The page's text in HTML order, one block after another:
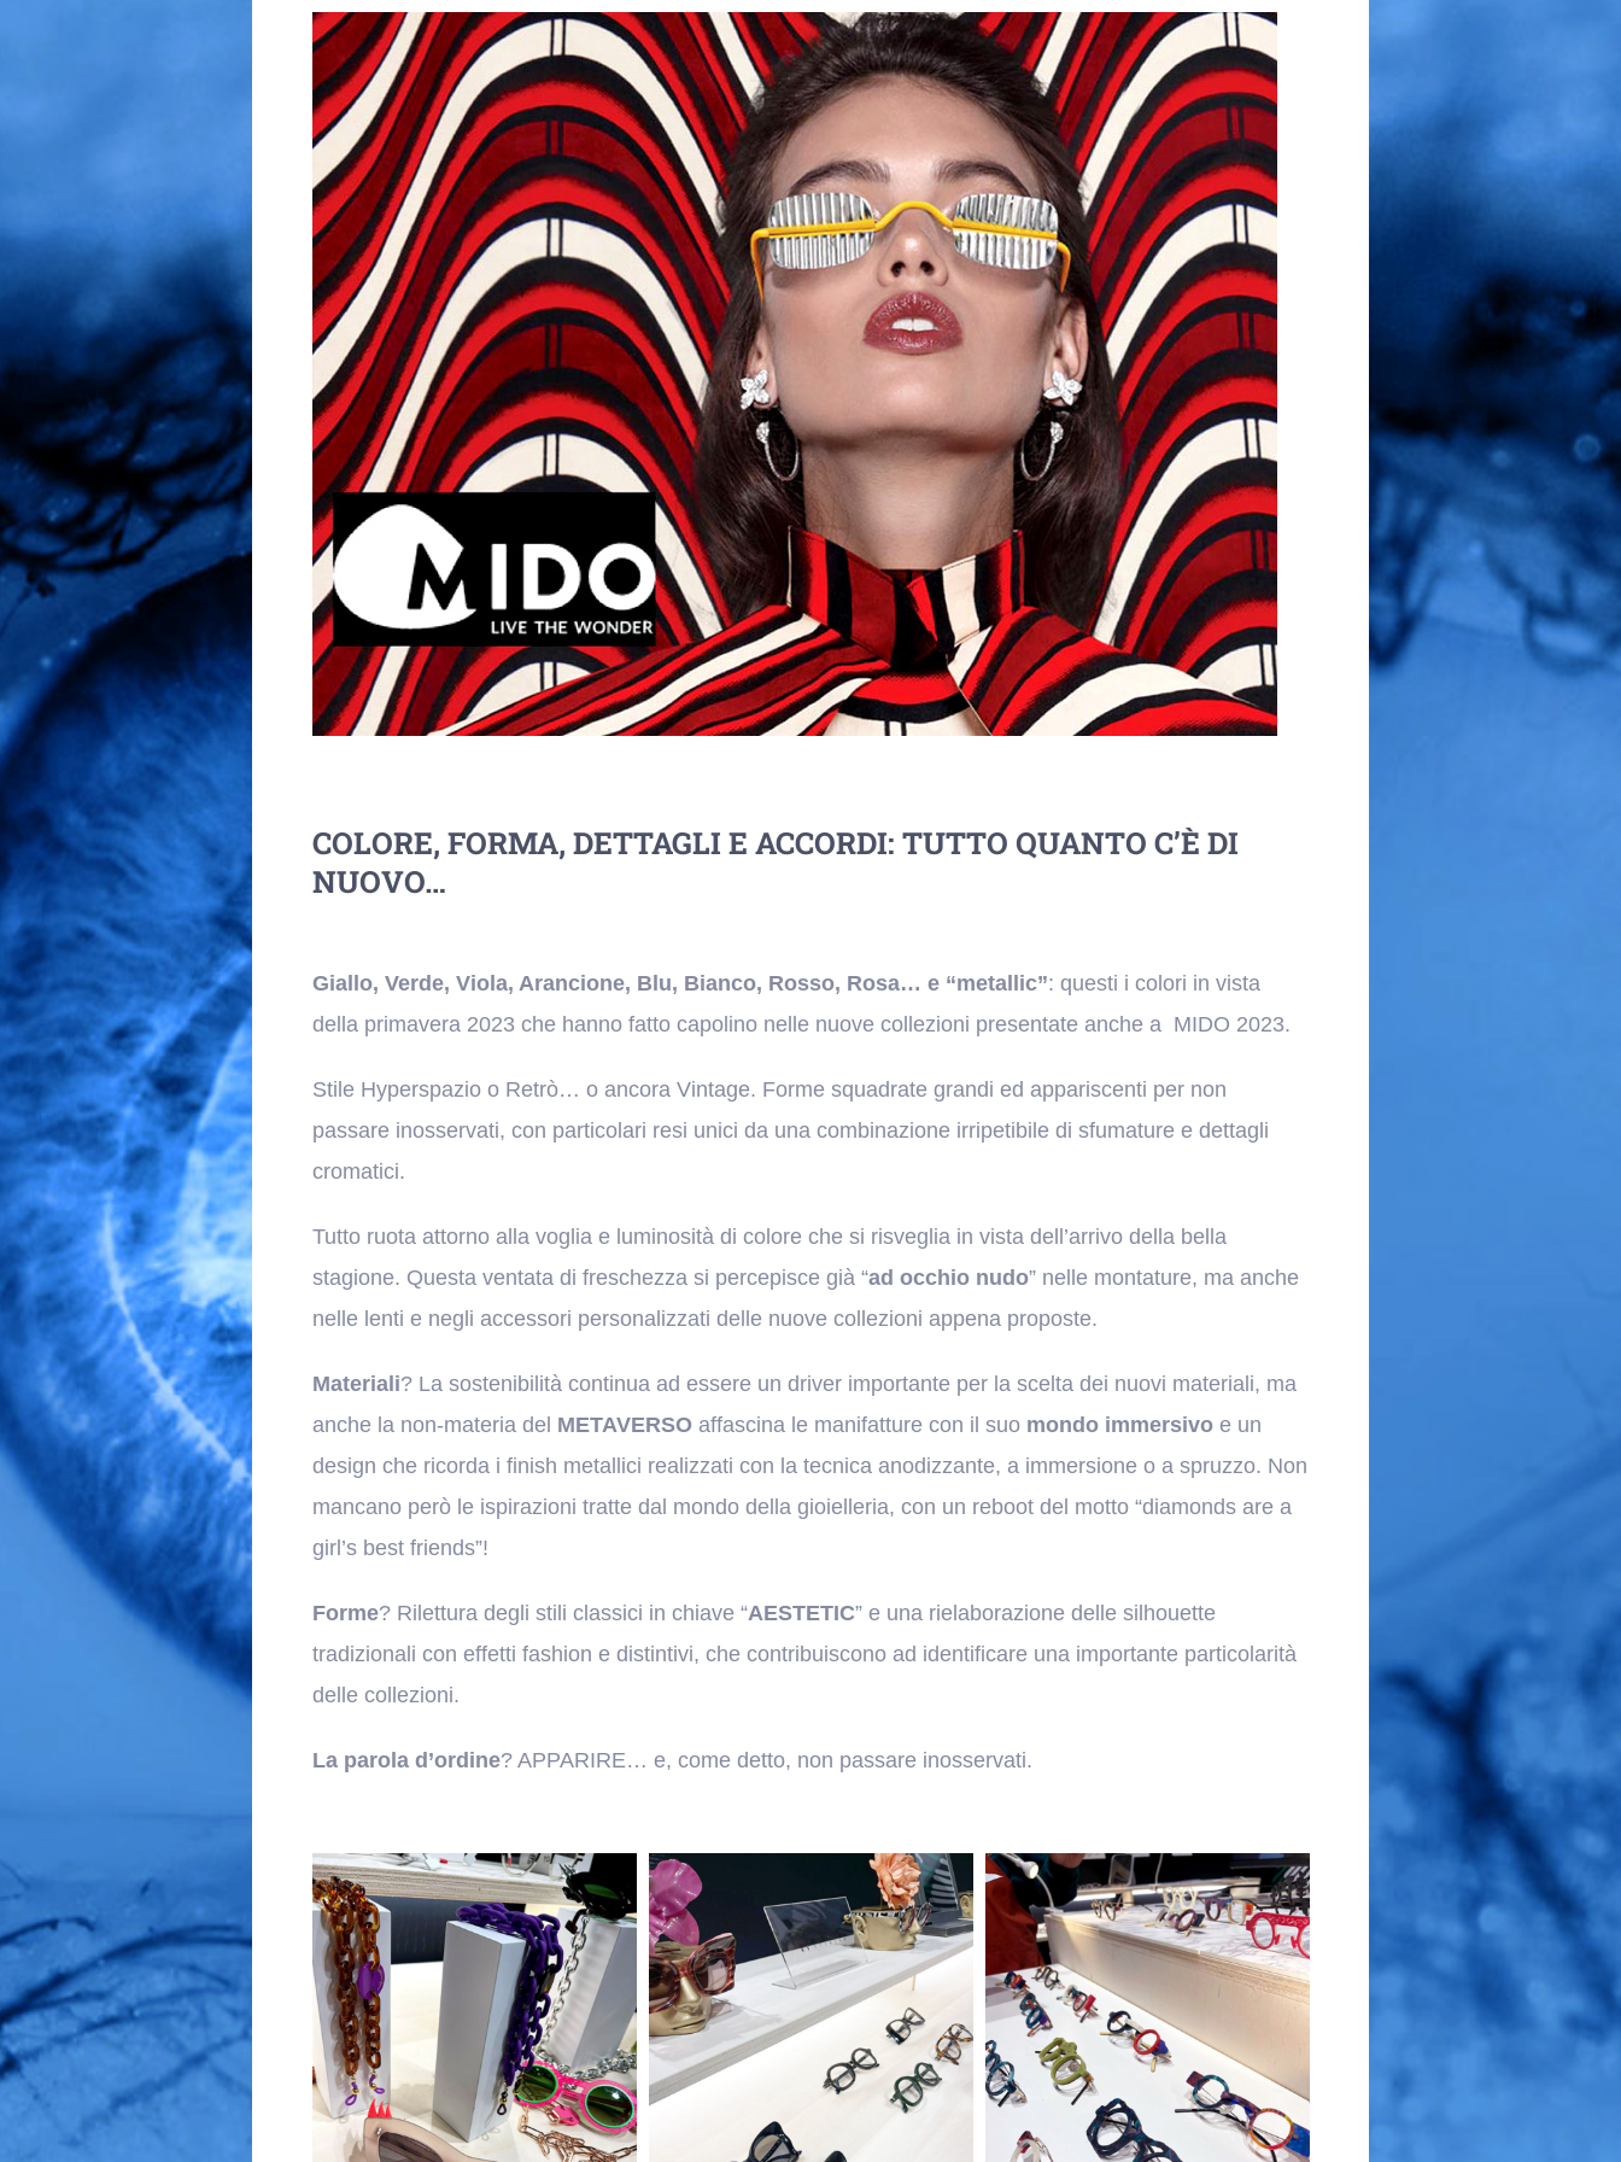
COLORE, FORMA, DETTAGLI E ACCORDI: TUTTO QUANTO C’È DI
NUOVO…
Giallo, Verde, Viola, Arancione, Blu, Bianco, Rosso, Rosa… e “metallic”: questi i colori in vista
della primavera 2023 che hanno fatto capolino nelle nuove collezioni presentate anche a MIDO 2023.
Stile Hyperspazio o Retrò… o ancora Vintage. Forme squadrate grandi ed appariscenti per non
passare inosservati, con particolari resi unici da una combinazione irripetibile di sfumature e dettagli
cromatici.
Tutto ruota attorno alla voglia e luminosità di colore che si risveglia in vista dell’arrivo della bella
stagione. Questa ventata di freschezza si percepisce già “ad occhio nudo” nelle montature, ma anche
nelle lenti e negli accessori personalizzati delle nuove collezioni appena proposte.
Materiali? La sostenibilità continua ad essere un driver importante per la scelta dei nuovi materiali, ma
anche la non-materia del METAVERSOaffascina le manifatture con il suo mondo immersivoe un
design che ricorda i finish metallici realizzati con la tecnica anodizzante, a immersione o a spruzzo. Non
mancano però le ispirazioni tratte dal mondo della gioielleria, con un reboot del motto “diamonds are a
girl’s best friends”!
Forme? Rilettura degli stili classici in chiave “AESTETIC” e una rielaborazione delle silhouette
tradizionali con effetti fashion e distintivi, che contribuiscono ad identificare una importante particolarità
delle collezioni.
La parola d’ordine? APPARIRE… e, come detto, non passare inosservati.